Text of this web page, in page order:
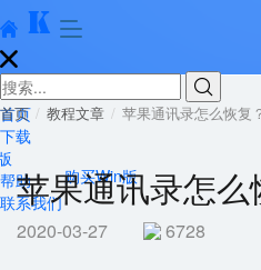
  


首页
下载
购买Win版
帮助
联系我们
首页 教程文章 苹果通讯录怎么恢复
苹果通讯录怎
2020-03-27 6728